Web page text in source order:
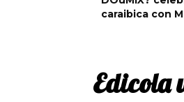
caraibica con
Edicola